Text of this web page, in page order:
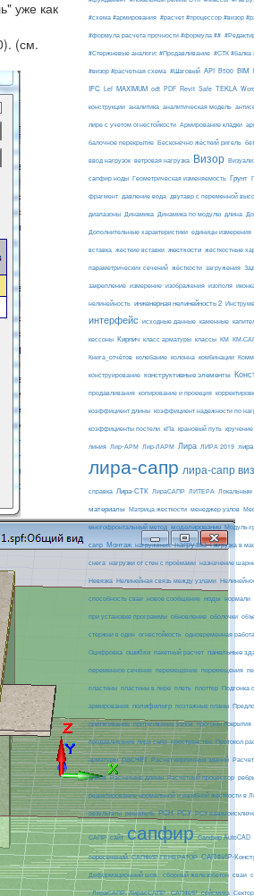
уже как
(см.
#схема #армирования #расчет #процессор #визор
#формула расчета прочности #формула ##
#Стержневые аналоги; #Продавливание #СТК #балка
#визор #расчетная схема #Шаговый API B500 BIM
IFC Lef MAXIMUM odt PDF Revit Safe TEKLA
конструкции аналитика аналитическая модель
лире с учетом огнестойкости Армирование кладки
балочное перекрытие Бесконечно жёсткий ригель
ввод нагрузок ветровая нагрузка Визор
сапфир ноды Геометрическая изменяемость Грунт
фрагмент давление вода двутавр с переменной
диапазоны Динамика Динамика по модулю длина
Дополнительные характеристики единицы измерения
вставка жесткие вставки жесткости жесткостные
параметрических сечений жёсткости загружения
закрепление измерение изображения изополя
нелинейность инженерная нелинейность 2
интерфейс исходные данные каменные
кессоны Кирпич класс арматуры классы КМ КМ-
Книга_отчётов колебание колонна комбинации
конструирование конструктивные элементы
продавливания копирование и проекция
коэффициент длины коэффициент надежности по
коэффициенты постели кПа крановый путь кручение
линия Лир-АРМ Лир-ЛАРМ Лира ЛИРА 2019
лира-сапр лира-сапр
справка Лира-СТК ЛираСАПР ЛИТЕРА
материалы Матрица жесткости менеджер узлов
многофронтальный метод моделирование Модуль-
сапр Монтаж нагружения нагрузка Нагрузка в
снега нагрузки от стен с проёмами назначение
Невязка Нелинейная связь между узлами
способность сваи новое сообщение ноды нормали
при установке программы обновление оболочки
стержни в один огнестойкость одновременная работа
Оцифровка ошибки пакетный расчет панельные
переменное сечение перемещение перемещения
пластины пластины в лире плеть плоттер Подгонка
армирования полифильтр поэтажные планы
притягивание притягивание узлов прогоны покрытия
продавливание лира сапр пространство Протокол
арматуры расчет Расчет кирпичных зданий
длина Расчетные длины Расчетный процессор
редактирование нормальной и изгибной жесткости в
результаты решатель РСН РСУ РСУ
САПР сайт сапфир Сапфир AutoCAD
пересечений САПФИР-ГЕНЕРАТОР САПФИР-
Деформационный шов.
сборный железобетон сваи
- ЛираСАПР. ЛирасСАПР - САПФИР сейсмика